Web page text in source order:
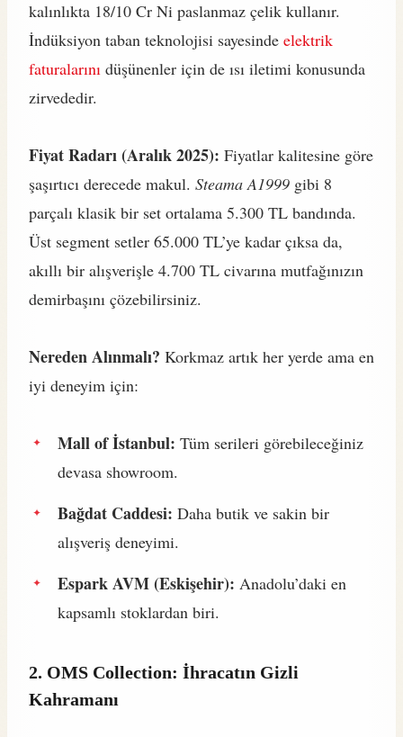
kalınlıkta 18/10 Cr Ni paslanmaz çelik kullanır.
İndüksiyon taban teknolojisi sayesinde elektrik
faturalarını düşünenler için de ısı iletimi konusunda
zirvededir.
Fiyat Radarı (Aralık 2025): Fiyatlar kalitesine göre
şaşırtıcı derecede makul. Steama A1999 gibi 8
parçalı klasik bir set ortalama 5.300 TL bandında.
Üst segment setler 65.000 TL’ye kadar çıksa da,
akıllı bir alışverişle 4.700 TL civarına mutfağınızın
demirbaşını çözebilirsiniz.
Nereden Alınmalı? Korkmaz artık her yerde ama en
iyi deneyim için:
Mall of İstanbul: Tüm serileri görebileceğiniz
devasa showroom.
Bağdat Caddesi: Daha butik ve sakin bir
alışveriş deneyimi.
Espark AVM (Eskişehir): Anadolu’daki en
kapsamlı stoklardan biri.
2. OMS Collection: İhracatın Gizli
Kahramanı